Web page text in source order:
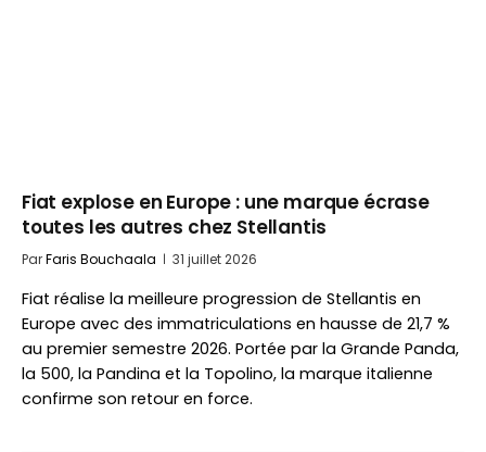
Fiat explose en Europe : une marque écrase
toutes les autres chez Stellantis
ParFaris Bouchaala 31 juillet 2026
Fiat réalise la meilleure progression de Stellantis en
Europe avec des immatriculations en hausse de 21,7 %
au premier semestre 2026. Portée par la Grande Panda,
la 500, la Pandina et la Topolino, la marque italienne
confirme son retour en force.